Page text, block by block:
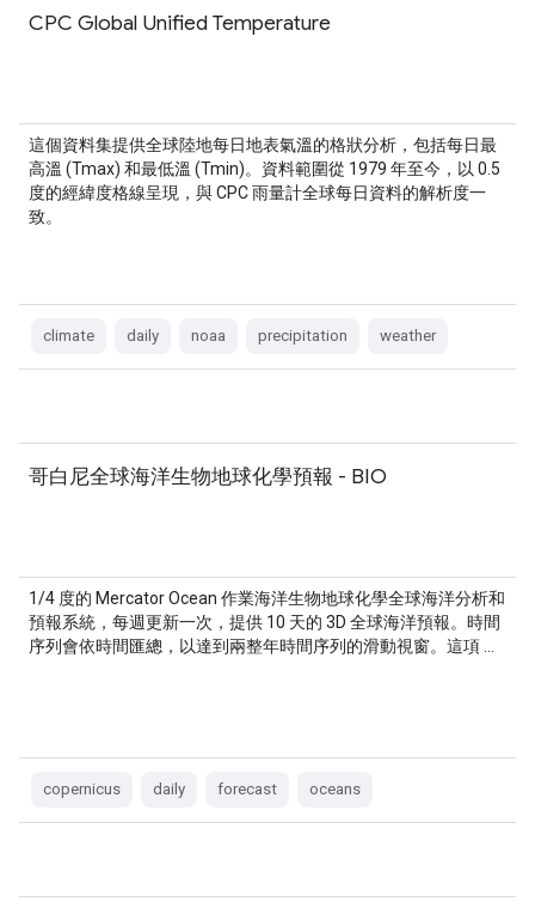
CPC Global Unified Temperature
這個資料集提供全球陸地每日地表氣溫的格狀分析，包括每日最
高溫 (Tmax) 和最低溫 (Tmin)。資料範圍從 1979 年至今，以 0.5
度的經緯度格線呈現，與 CPC 雨量計全球每日資料的解析度一
致。
climate daily noaa precipitation weather
哥白尼全球海洋生物地球化學預報 - BIO
1/4 度的 Mercator Ocean 作業海洋生物地球化學全球海洋分析和
預報系統，每週更新一次，提供 10 天的 3D 全球海洋預報。時間
序列會依時間匯總，以達到兩整年時間序列的滑動視窗。這項 …
copernicus daily forecast oceans